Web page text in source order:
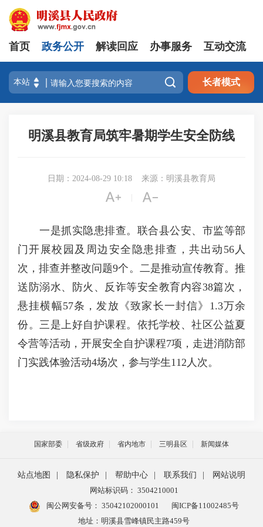
首页 政务公开 解读回应 办事服务 互动交流
 长者模式
明溪县教育局筑牢暑期学生安全防线
日期：2024-08-29 10:18 来源：明溪县教育局
 
一是抓实隐患排查。联合县公安、市监等部
门开展校园及周边安全隐患排查，共出动56人
次，排查并整改问题9个。二是推动宣传教育。推
送防溺水、防火、反诈等安全教育内容38篇次，
悬挂横幅57条，发放《致家长一封信》1.3万余
份。三是上好自护课程。依托学校、社区公益夏
令营等活动，开展安全自护课程7项，走进消防部
门实践体验活动4场次，参与学生112人次。
国家部委 省级政府 省内地市 三明县区 新闻媒体
站点地图 隐私保护 帮助中心 联系我们
网站说明
网站标识码： 3504210001
闽公网安备号： 35042102000101
闽ICP备11002485号
地址：明溪县雪峰镇民主路459号